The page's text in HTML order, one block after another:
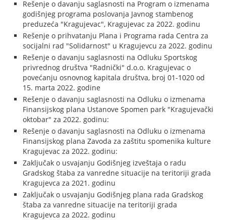
Rešenje o davanju saglasnosti na Program o izmenama
godišnjeg programa poslovanja Javnog stambenog
preduzeća "Kragujevac", Kragujevac za 2022. godinu
Rešenje o prihvatanju Plana i Programa rada Centra za
socijalni rad "Solidarnost" u Kragujevcu za 2022. godinu
Rešenje o davanju saglasnosti na Odluku Sportskog
privrednog društva "Radnički" d.o.o. Kragujevac o
povećanju osnovnog kapitala društva, broj 01-1020 od
15. marta 2022. godine
Rešenje o davanju saglasnosti na Odluku o izmenama
Finansijskog plana Ustanove Spomen park "Kragujevački
oktobar" za 2022. godinu:
Rešenje o davanju saglasnosti na Odluku o izmenama
Finansijskog plana Zavoda za zaštitu spomenika kulture
Kragujevac za 2022. godinu:
Zaključak o usvajanju Godišnjeg izveštaja o radu
Gradskog štaba za vanredne situacije na teritoriji grada
Kragujevca za 2021. godinu
Zaključak o usvajanju Godišnjeg plana rada Gradskog
štaba za vanredne situacije na teritoriji grada
Kragujevca za 2022. godinu